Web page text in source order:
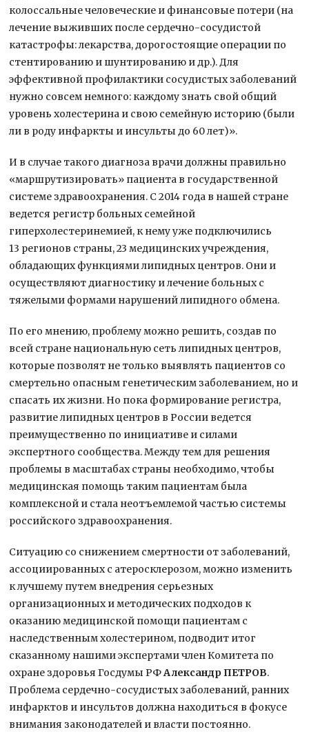
колоссальные человеческие и финансовые потери (на
лечение выживших после сердечно-сосудистой
катастрофы: лекарства, дорогостоящие операции по
стентированию и шунтированию и др.). Для
эффективной профилактики сосудистых заболеваний
нужно совсем немного: каждому знать свой общий
уровень холестерина и свою семейную историю (были
ли в роду инфаркты и инсульты до 60 лет)».
И в случае такого диагноза врачи должны правильно
«маршрутизировать» пациента в государственной
системе здравоохранения. С 2014 года в нашей стране
ведется регистр больных семейной
гиперхолестеринемией, к нему уже подключились
13 регионов страны, 23 медицинских учреждения,
обладающих функциями липидных центров. Они и
осуществляют диагностику и лечение больных с
тяжелыми формами нарушений липидного обмена.
По его мнению, проблему можно решить, создав по
всей стране национальную сеть липидных центров,
которые позволят не только выявлять пациентов со
смертельно опасным генетическим заболеванием, но и
спасать их жизни. Но пока формирование регистра,
развитие липидных центров в России ведется
преимущественно по инициативе и силами
экспертного сообщества. Между тем для решения
проблемы в масштабах страны необходимо, чтобы
медицинская помощь таким пациентам была
комплексной и стала неотъемлемой частью системы
российского здравоохранения.
Ситуацию со снижением смертности от заболеваний,
ассоциированных с атеросклерозом, можно изменить
к лучшему путем внедрения серьезных
организационных и методических подходов к
оказанию медицинской помощи пациентам с
наследственным холестерином, подводит итог
сказанному нашими экспертами член Комитета по
охране здоровья Госдумы РФАлександр ПЕТРОВ.
Проблема сердечно-сосудистых заболеваний, ранних
инфарктов и инсультов должна находиться в фокусе
внимания законодателей и власти постоянно.